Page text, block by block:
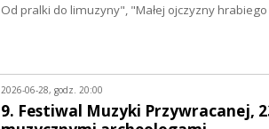
Od pralki do limuzyny", "Małej ojczyzny
2026-06-28, godz. 20:00
9. Festiwal Muzyki Przywracanej,